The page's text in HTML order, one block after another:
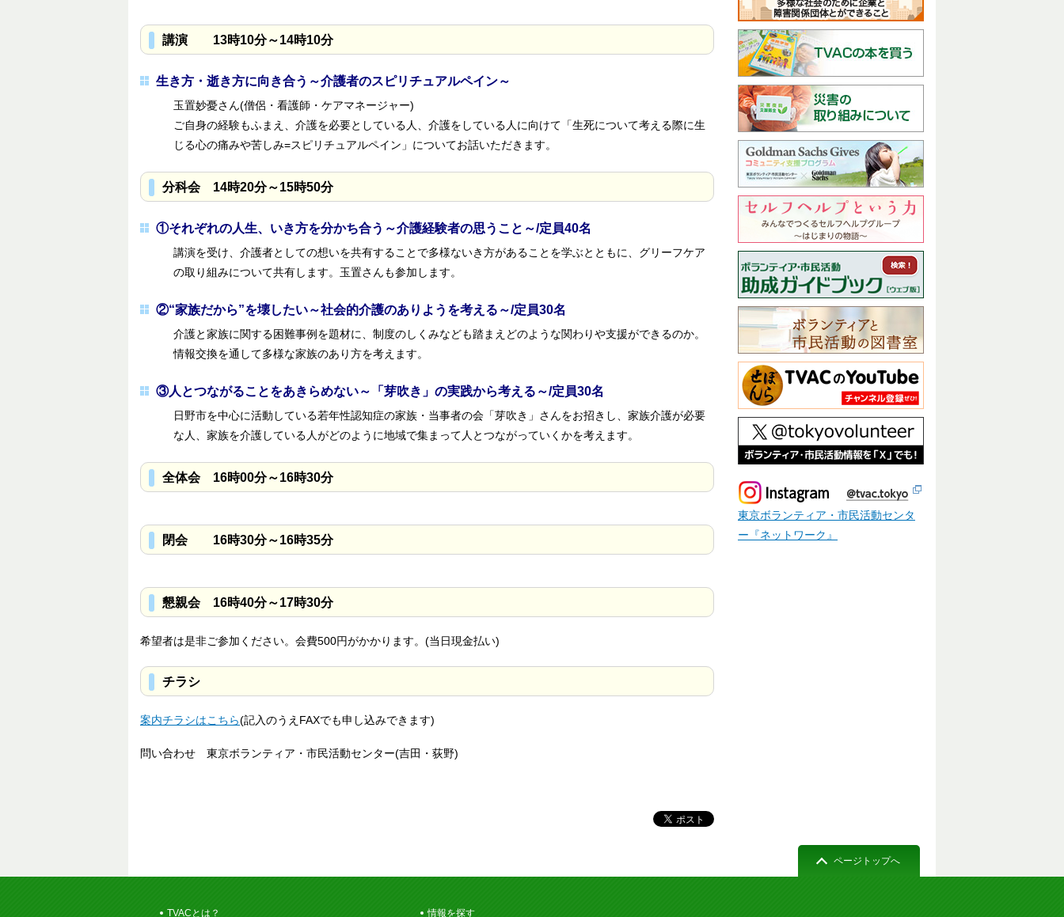
講演 13時10分～14時10分
生き方・逝き方に向き合う～介護者のスピリチュアルペイン～
玉置妙憂さん(僧侶・看護師・ケアマネージャー)
ご自身の経験もふまえ、介護を必要としている人、介護をしている人に向けて「生死について考える際に生
じる心の痛みや苦しみ=スピリチュアルペイン」についてお話いただきます。
分科会 14時20分～15時50分
①それぞれの人生、いき方を分かち合う～介護経験者の思うこと～/定員40名
講演を受け、介護者としての想いを共有することで多様ないき方があることを学ぶとともに、グリーフケア
の取り組みについて共有します。玉置さんも参加します。
②“家族だから”を壊したい～社会的介護のありようを考える～/定員30名
介護と家族に関する困難事例を題材に、制度のしくみなども踏まえどのような関わりや支援ができるのか。
情報交換を通して多様な家族のあり方を考えます。
③人とつながることをあきらめない～「芽吹き」の実践から考える～/定員30名
日野市を中心に活動している若年性認知症の家族・当事者の会「芽吹き」さんをお招きし、家族介護が必要
な人、家族を介護している人がどのように地域で集まって人とつながっていくかを考えます。
全体会 16時00分～16時30分
閉会 16時30分～16時35分
懇親会 16時40分～17時30分
希望者は是非ご参加ください。会費500円がかかります。(当日現金払い)
チラシ
案内チラシはこちら(記入のうえFAXでも申し込みできます)
問い合わせ 東京ボランティア・市民活動センター(吉田・荻野)
東京ボランティア・市民活動センタ
ー『ネットワーク』
TVACとは？ 情報を探す
ページトップへ